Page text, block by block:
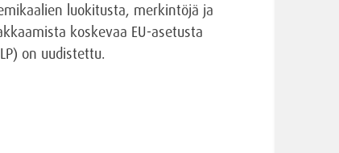
luokitusta, merkintöjä ja
koskevaa EU-asetusta
on uudistettu.